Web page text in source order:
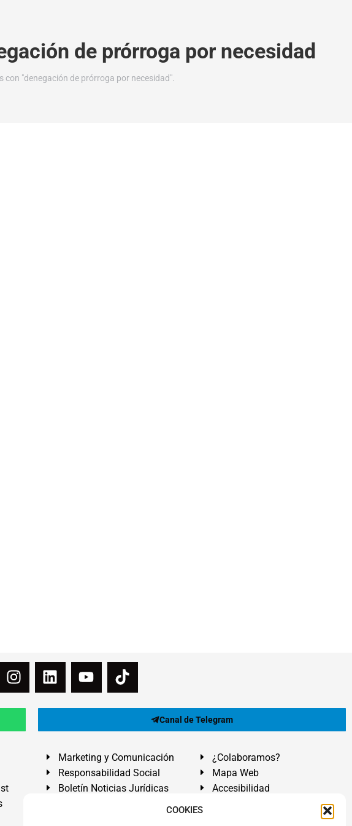
COOKIES
de prórroga por necesidad
con "denegación de prórroga por necesidad".
Canal de Telegram
Marketing y Comunicación
Responsabilidad Social
Boletín Noticias Jurídicas
¿Colaboramos?
Mapa Web
Accesibilidad